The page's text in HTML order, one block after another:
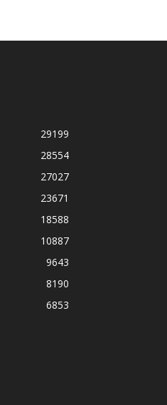
29199
28554
27027
23671
18588
10887
9643
8190
6853